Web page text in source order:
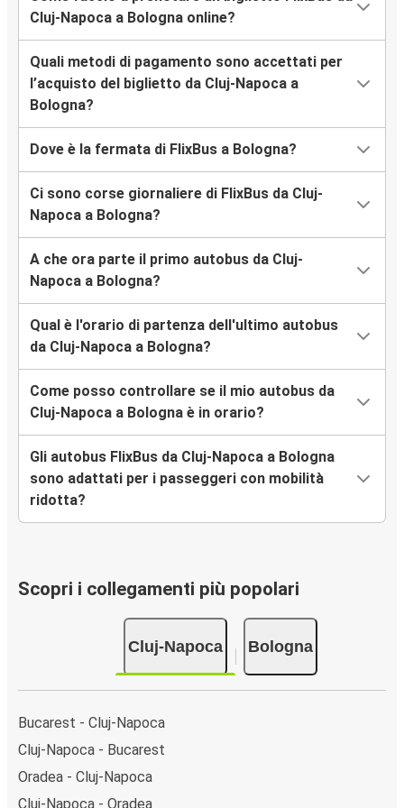
Cluj-Napoca a Bologna online?
Quali metodi di pagamento sono accettati per
l’acquisto del biglietto da Cluj-Napoca a
Bologna?
Dove è la fermata di FlixBus a Bologna?
Ci sono corse giornaliere di FlixBus da Cluj-
Napoca a Bologna?
A che ora parte il primo autobus da Cluj-
Napoca a Bologna?
Qual è l'orario di partenza dell'ultimo autobus
da Cluj-Napoca a Bologna?
Come posso controllare se il mio autobus da
Cluj-Napoca a Bologna è in orario?
Gli autobus FlixBus da Cluj-Napoca a Bologna
sono adattati per i passeggeri con mobilità
ridotta?
Scopri i collegamenti più popolari
Cluj-Napoca Bologna
Bucarest - Cluj-Napoca
Cluj-Napoca - Bucarest
Oradea - Cluj-Napoca
Cluj-Napoca - Oradea